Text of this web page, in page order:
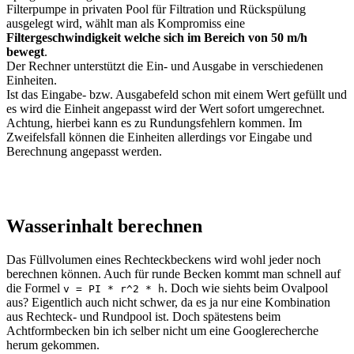
Filterpumpe in privaten Pool für Filtration und Rückspülung
ausgelegt wird, wählt man als Kompromiss eine
Filtergeschwindigkeit welche sich im Bereich von 50 m/h
bewegt.
Der Rechner unterstützt die Ein- und Ausgabe in verschiedenen
Einheiten.
Ist das Eingabe- bzw. Ausgabefeld schon mit einem Wert gefüllt und
es wird die Einheit angepasst wird der Wert sofort umgerechnet.
Achtung, hierbei kann es zu Rundungsfehlern kommen. Im
Zweifelsfall können die Einheiten allerdings vor Eingabe und
Berechnung angepasst werden.
Wasserinhalt berechnen
Das Füllvolumen eines Rechteckbeckens wird wohl jeder noch
berechnen können. Auch für runde Becken kommt man schnell auf
die Formel v = PI * r^2 * h. Doch wie siehts beim Ovalpool
aus? Eigentlich auch nicht schwer, da es ja nur eine Kombination
aus Rechteck- und Rundpool ist. Doch spätestens beim
Achtformbecken bin ich selber nicht um eine Googlerecherche
herum gekommen.